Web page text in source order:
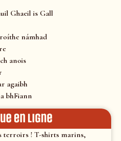
Ghaeil is Gall
námhad
anois
agaibh
bhFiann
en ligne
terroirs ! T-shirts marins,